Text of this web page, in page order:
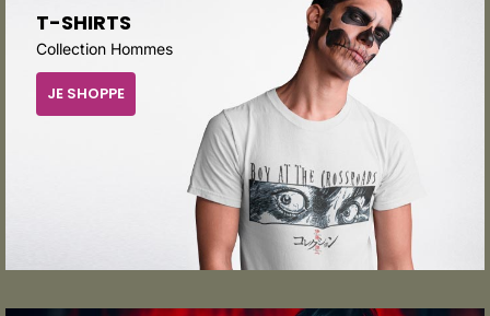
T-SHIRTS
Collection Hommes
JE SHOPPE